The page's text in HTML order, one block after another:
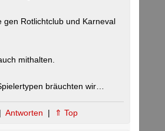
gen Rotlichtclub und Karneval
mithalten.
bräuchten wir…
| Antworten | ⇑ Top